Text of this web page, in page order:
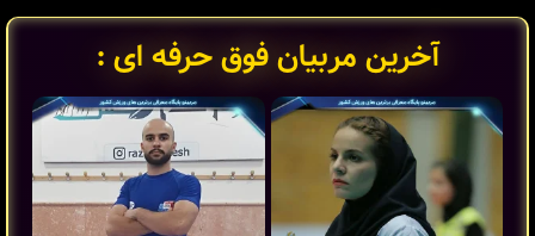
آخرین مربیان فوق حرفه ای :